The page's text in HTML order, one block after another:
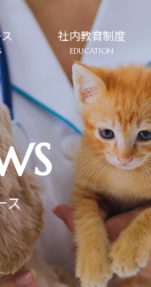
社内教育制度
EDUCATION
ス